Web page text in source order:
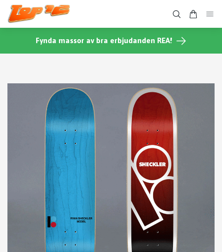
Fynda massor av bra erbjudanden REA!